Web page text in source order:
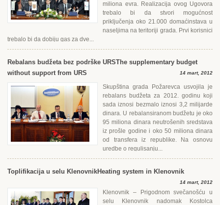
miliona evra. Realizacija ovog Ugovora
trebalo bi da stvori mogućnost
priključenja oko 21.000 domaćinstava u
naseljima na teritoriji grada. Prvi korisnici
trebalo bi da dobiju gas za dve...
Rebalans budžeta bez podrške URSThe supplementary budget
without support from URS
14 mart, 2012
Skupština grada Požarevca usvojila je
rebalans budžeta za 2012. godinu koji
sada iznosi bezmalo iznosi 3,2 milijarde
dinara. U rebalansiranom budžetu je oko
95 miliona dinara neutrošenih sredstava
iz prošle godine i oko 50 miliona dinara
od transfera iz republike. Na osnovu
uredbe o regulisanju...
Toplifikacija u selu KlenovnikHeating system in Klenovnik
14 mart, 2012
Klenovnik – Prigodnom svečanošću u
selu Klenovnik nadomak Kostolca